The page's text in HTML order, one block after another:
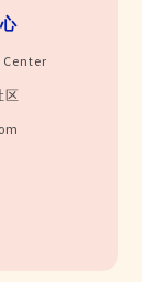
Center
区